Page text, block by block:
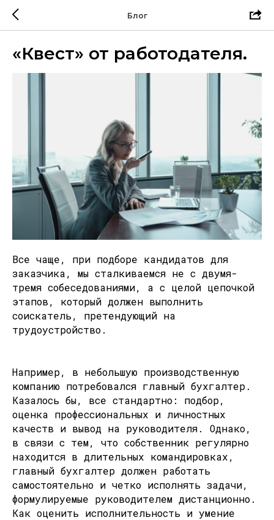
Блог
«Квест» от работодателя.
Все чаще, при подборе кандидатов для
заказчика, мы сталкиваемся не с двумя-
тремя собеседованиями, а с целой цепочкой
этапов, который должен выполнить
соискатель, претендующий на
трудоустройство.
Например, в небольшую производственную
компанию потребовался главный бухгалтер.
Казалось бы, все стандартно: подбор,
оценка профессиональных и личностных
качеств и вывод на руководителя. Однако,
в связи с тем, что собственник регулярно
находится в длительных командировках,
главный бухгалтер должен работать
самостоятельно и четко исполнять задачи,
формулируемые руководителем дистанционно.
Как оценить исполнительность и умение